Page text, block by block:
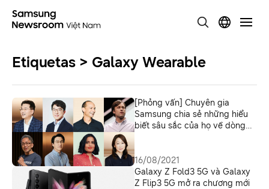
Etiquetas > Galaxy Wearable
[Phỏng vấn] Chuyên gia
Samsung chia sẻ những hiểu
biết sâu sắc của họ về dòng
16/08/2021
Galaxy Z Fold3 5G và Galaxy
Z Flip3 5G mở ra chương mới